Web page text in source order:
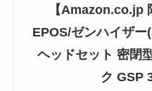
【Amazon.co.jp
EPOS/ゼンハイザ
ヘッドセット 密閉
ク GSP